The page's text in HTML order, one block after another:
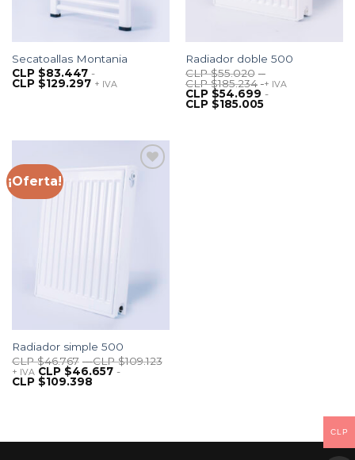
Secatoallas Montania
CLP $83.447 -
CLP $129.297 + IVA
Radiador doble 500
CLP $55.020 -
CLP $185.234 + IVA
CLP $54.699 -
CLP $185.005
¡Oferta!
Radiador simple 500
CLP $46.767 - CLP $109.123
+ IVA CLP $46.657 -
CLP $109.398
CLP